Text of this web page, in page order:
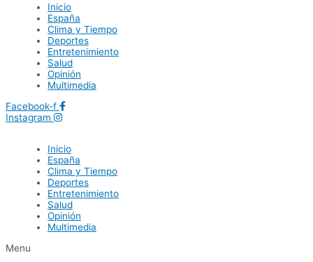
Inicio
España
Clima y Tiempo
Deportes
Entretenimiento
Salud
Opinión
Multimedia
Facebook-f
Instagram
Inicio
España
Clima y Tiempo
Deportes
Entretenimiento
Salud
Opinión
Multimedia
Menu